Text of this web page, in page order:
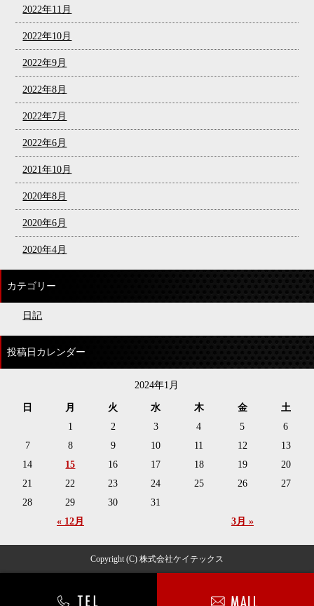
2022年11月
2022年10月
2022年9月
2022年8月
2022年7月
2022年6月
2021年10月
2020年8月
2020年6月
2020年4月
カテゴリー
日記
投稿日カレンダー
2024年1月
日 月 火 水 木 金 土
« 12月 3月 »
1 2 3 4 5
6
7
8 9 10 11 12
13
14
15 16 17 18 19
20
21
22 23 24 25 26
27
28
29 30 31
Copyright (C) 株式会社ケイテックス